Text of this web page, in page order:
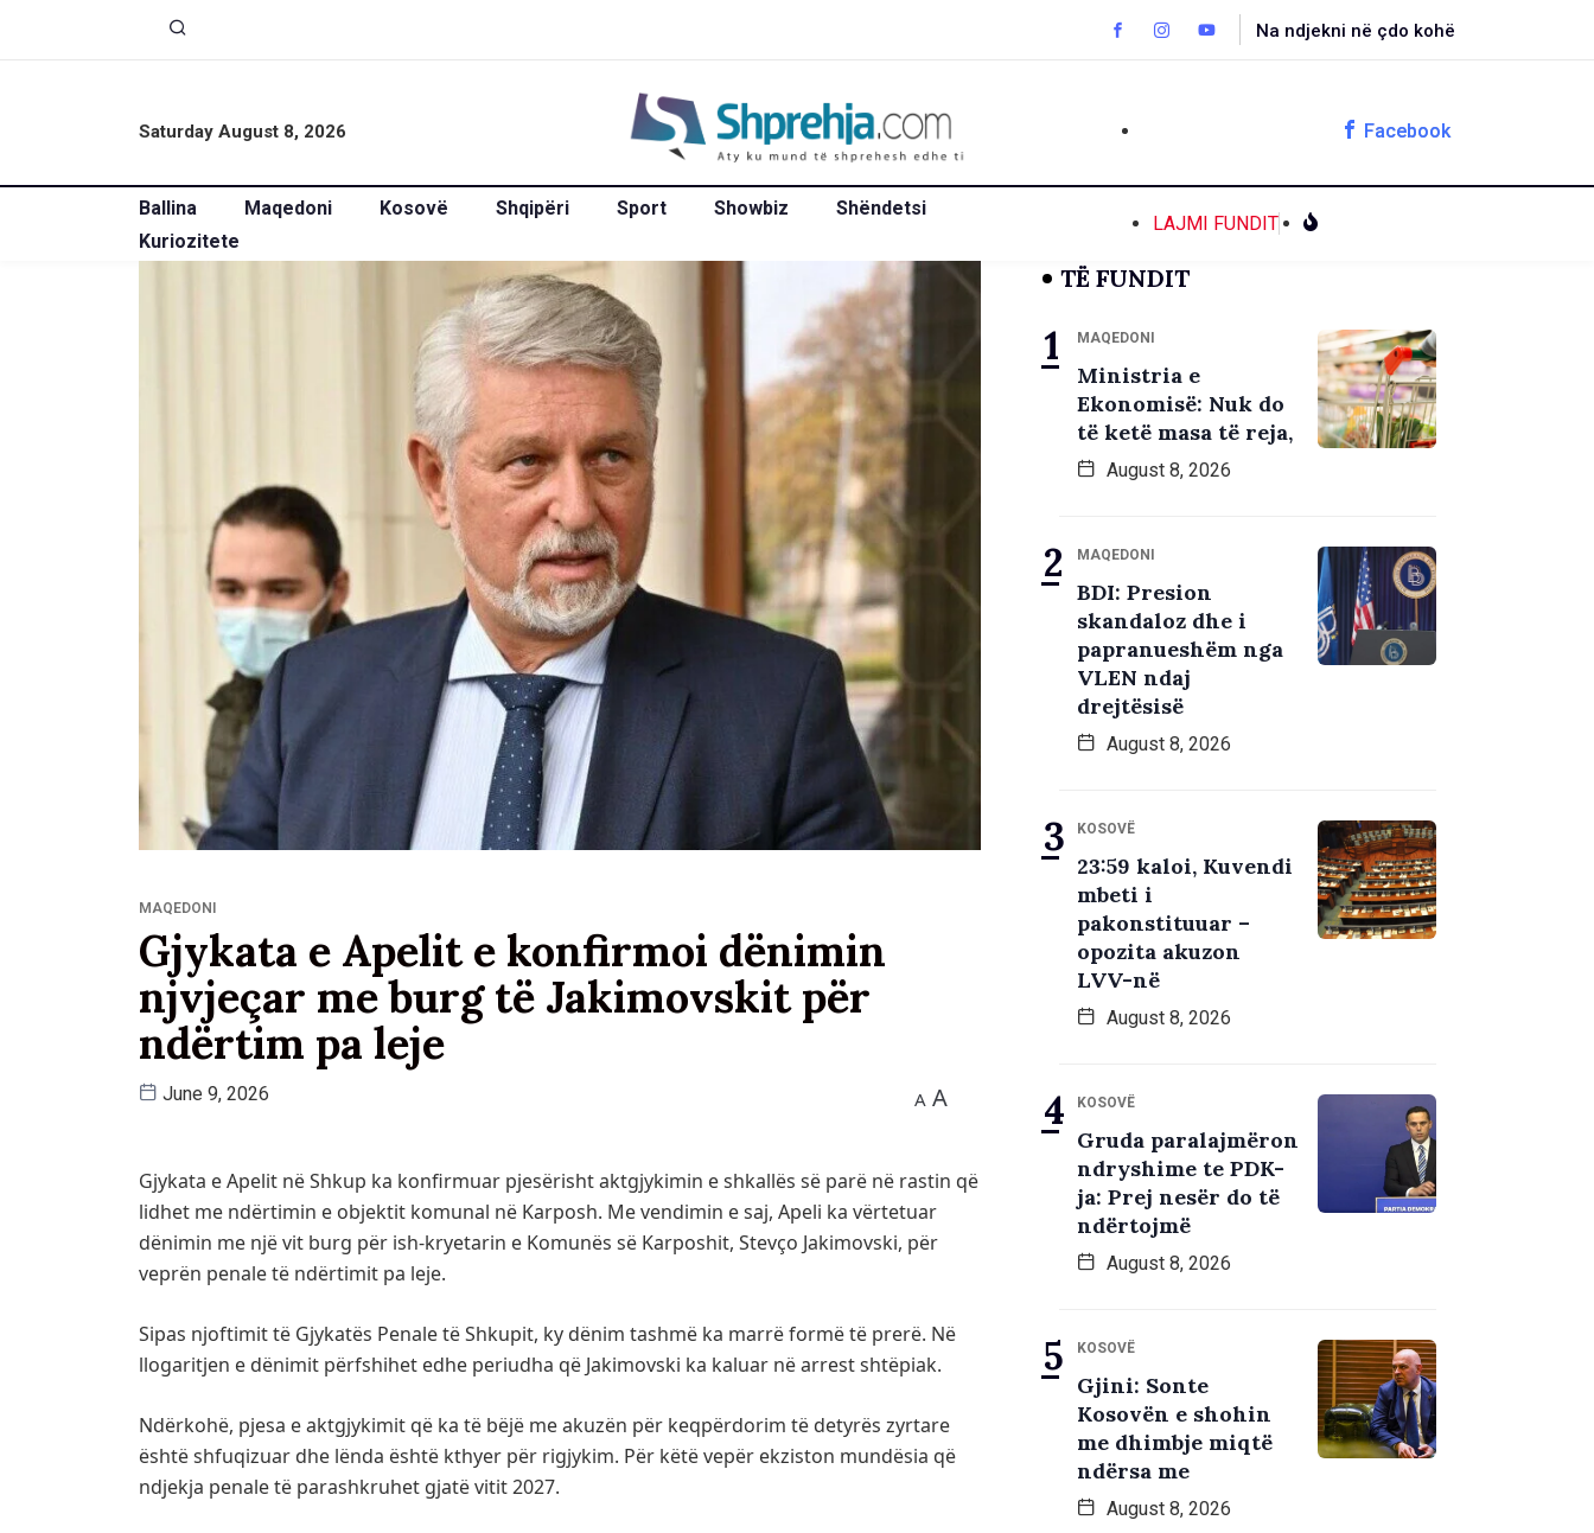
Na ndjekni në çdo kohë
Saturday August 8, 2026 Facebook
Ballina Maqedoni Kosovë Shqipëri Sport Showbiz
Shëndetsi
Kuriozitete
LAJMI FUNDIT
MAQEDONI
Gjykata e Apelit e konfirmoi dënimin
njvjeçar me burg të Jakimovskit për
ndërtim pa leje
June 9, 2026 A A
Gjykata e Apelit në Shkup ka konfirmuar pjesërisht aktgjykimin e shkallës së parë në rastin që
lidhet me ndërtimin e objektit komunal në Karposh. Me vendimin e saj, Apeli ka vërtetuar
dënimin me një vit burg për ish-kryetarin e Komunës së Karposhit, Stevço Jakimovski, për
veprën penale të ndërtimit pa leje.
Sipas njoftimit të Gjykatës Penale të Shkupit, ky dënim tashmë ka marrë formë të prerë. Në
llogaritjen e dënimit përfshihet edhe periudha që Jakimovski ka kaluar në arrest shtëpiak.
Ndërkohë, pjesa e aktgjykimit që ka të bëjë me akuzën për keqpërdorim të detyrës zyrtare
është shfuqizuar dhe lënda është kthyer për rigjykim. Për këtë vepër ekziston mundësia që
ndjekja penale të parashkruhet gjatë vitit 2027.
TË FUNDIT
MAQEDONI
Ministria e
Ekonomisë: Nuk do
të ketë masa të reja,
August 8, 2026
MAQEDONI
BDI: Presion
skandaloz dhe i
papranueshëm nga
VLEN ndaj
drejtësisë
August 8, 2026
KOSOVË
23:59 kaloi, Kuvendi
mbeti i
pakonstituuar –
opozita akuzon
LVV-në
August 8, 2026
KOSOVË
Gruda paralajmëron
ndryshime te PDK-
ja: Prej nesër do të
ndërtojmë
August 8, 2026
KOSOVË
Gjini: Sonte
Kosovën e shohin
me dhimbje miqtë
ndërsa me
August 8, 2026